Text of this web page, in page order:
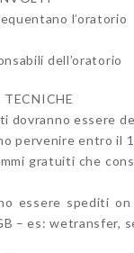
l’oratorio
dell’oratorio
dovranno essere
pervenire entro il
gratuiti che
essere spediti
– es: wetransfer,